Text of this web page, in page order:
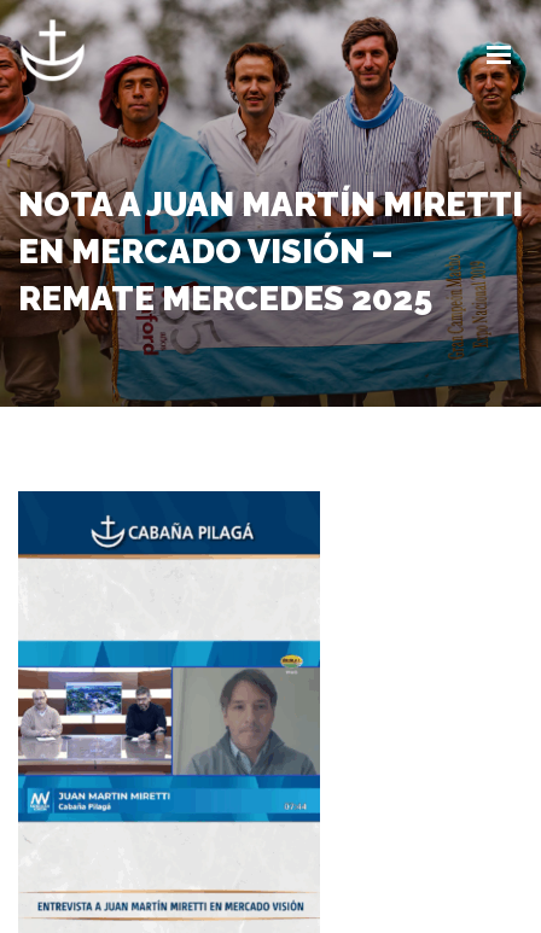
INICIO
LA CABAÑA
CALENDARIO
BLOG
CONTACTO
CLIENTES
NOTA A JUAN MARTÍN MIRETTI
EN MERCADO VISIÓN –
REMATE MERCEDES 2025